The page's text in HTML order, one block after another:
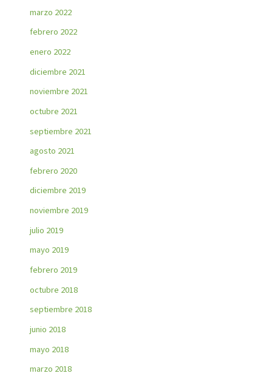
marzo 2022
febrero 2022
enero 2022
diciembre 2021
noviembre 2021
octubre 2021
septiembre 2021
agosto 2021
febrero 2020
diciembre 2019
noviembre 2019
julio 2019
mayo 2019
febrero 2019
octubre 2018
septiembre 2018
junio 2018
mayo 2018
marzo 2018